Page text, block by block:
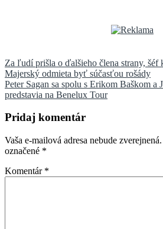
Navigácia
v
článku
Za ľudí prišla o ďalšieho člena strany, šéf
Majerský odmieta byť súčasťou rošády
Peter Sagan sa spolu s Erikom Baškom a
predstavia na Benelux Tour
Pridaj komentár
Vaša e-mailová adresa nebude zverejnená.
označené *
Komentár *